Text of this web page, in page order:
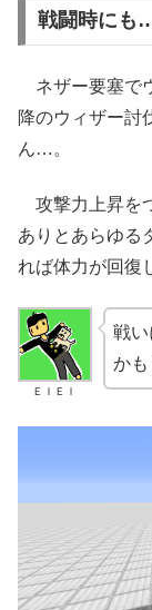
戦闘時にも
ネザー要塞で
降のウィザー討
ん…。
攻撃力上昇を
ありとあらゆる
れば体力が回復
ＥＩＥＩ
戦い
かも